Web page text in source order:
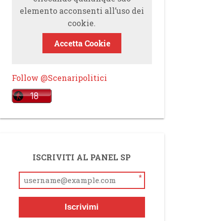
elemento acconsenti all’uso dei
cookie.
Accetta Cookie
Follow @Scenaripolitici
ISCRIVITI AL PANEL SP
*
Iscrivimi